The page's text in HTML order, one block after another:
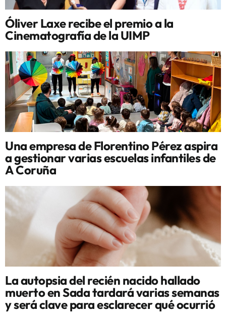
Óliver Laxe recibe el premio a la
Cinematografía de la UIMP
Una empresa de Florentino Pérez aspira
a gestionar varias escuelas infantiles de
A Coruña
La autopsia del recién nacido hallado
muerto en Sada tardará varias semanas
y será clave para esclarecer qué ocurrió